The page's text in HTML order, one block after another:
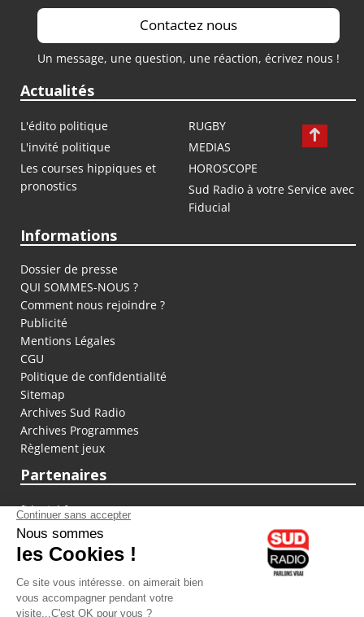
Contactez nous
Un message, une question, une réaction, écrivez nous !
Actualités
L'édito politique
RUGBY
L'invité politique
MEDIAS
Les courses hippiques et
pronostics
HOROSCOPE
Sud Radio à votre Service avec
Fiducial
Informations
Dossier de presse
QUI SOMMES-NOUS ?
Comment nous rejoindre ?
Publicité
Mentions Légales
CGU
Politique de confidentialité
Sitemap
Archives Sud Radio
Archives Programmes
Règlement jeux
Partenaires
fiducial.fr
lyoncapitale.fr
olympique-et-lyonnais.com
L'application Iphone / Android